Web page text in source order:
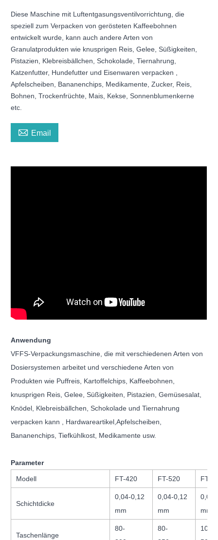
Diese Maschine mit Luftentgasungsventilvorrichtung, die
speziell zum Verpacken von gerösteten Kaffeebohnen
entwickelt wurde, kann auch andere Arten von
Granulatprodukten wie knusprigen Reis, Gelee, Süßigkeiten,
Pistazien, Klebreisbällchen, Schokolade, Tiernahrung,
Katzenfutter, Hundefutter und Eisenwaren verpacken ,
Apfelscheiben, Bananenchips, Medikamente, Zucker, Reis,
Bohnen, Trockenfrüchte, Mais, Kekse, Sonnenblumenkerne
etc.
 Email
Anwendung
VFFS-Verpackungsmaschine, die mit verschiedenen Arten von
Dosiersystemen arbeitet und verschiedene Arten von
Produkten wie Puffreis, Kartoffelchips, Kaffeebohnen,
knusprigen Reis, Gelee, Süßigkeiten, Pistazien, Gemüsesalat,
Knödel, Klebreisbällchen, Schokolade und Tiernahrung
verpacken kann , Hardwareartikel,Apfelscheiben,
Bananenchips, Tiefkühlkost, Medikamente usw.
Parameter
Modell FT-420 FT-520 FT-
Schichtdicke
0,04-0,12
mm
0,04-0,12
mm
mm
Taschenlänge
80-
80-
100-